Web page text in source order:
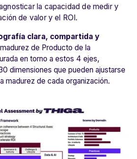
la capacidad de medir y
de valor y el ROI.
clara, compartida y
de Producto de la
en torno a estos 4 ejes,
dimensiones que pueden ajustarse
madurez de cada organización.